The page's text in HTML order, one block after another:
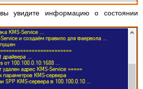
увидите информацию о состоянии